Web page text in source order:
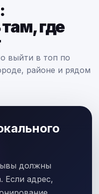
где
выйти в топ по
районе и рядом
должны
Если адрес,